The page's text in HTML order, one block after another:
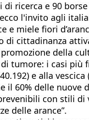
ricerca e 90
l'invito agli
e miele fiori
di cittadinanza
della
tumore: i casi più
e alla
il 60% delle
con stili
delle arance”.